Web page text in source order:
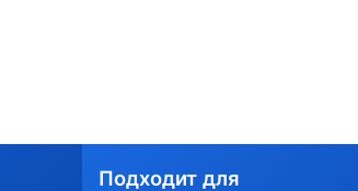
Подходит для